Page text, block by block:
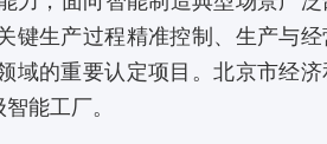
键生产过程精准控制、生产与
域的重要认定项目。北京市经
能工厂。